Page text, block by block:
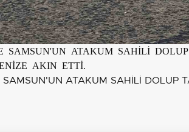
SAMSUN'UN ATAKUM SAHİLİ DOLUP
AKIN ETTİ.